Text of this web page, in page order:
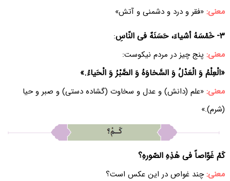
معنی: «فقر و درد و دشمنی و آتش»
۳- خَمْسَهُ أشیاءَ، حَسَنَهٌ فی النّاسِ :
معنی: پنج چیز در مردم نیکوست:
«الْعِلْمُ وَ الْعَدْلُ وَ السَّخاوَهُ وَ الصَّبْرُ وَ الْحَیاءُ.»
معنی: «علم (دانش) و عدل و سخاوت (گشاده دستی) و صبر و حیا
(شرم).»
کَمْ غَوّاصاً فی هٰذِهِ الصّورهِ؟
معنی:چند غواص در این عکس است؟